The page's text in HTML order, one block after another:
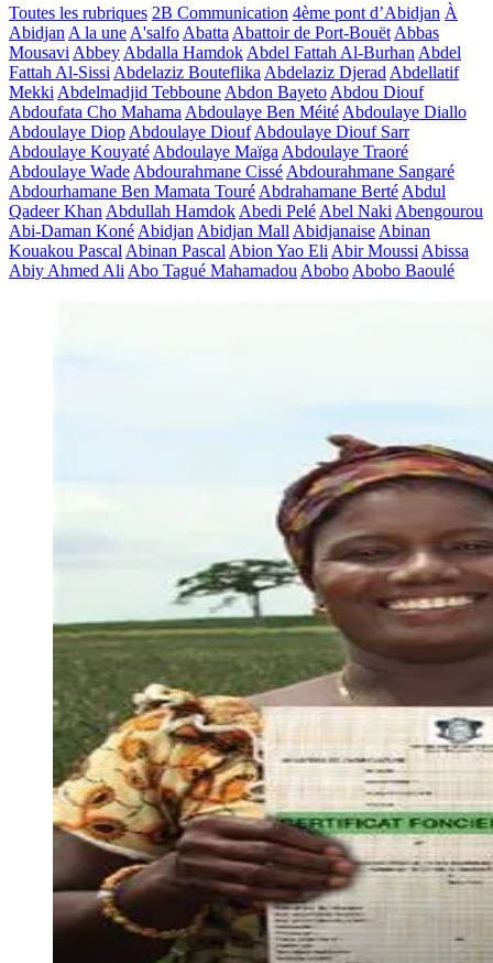
Toutes les rubriques 2B Communication 4ème pont d’Abidjan À
Abidjan A la une A'salfo Abatta Abattoir de Port-Bouët Abbas
Mousavi Abbey Abdalla Hamdok Abdel Fattah Al-Burhan Abdel
Fattah Al-Sissi Abdelaziz Bouteflika Abdelaziz Djerad Abdellatif
Mekki Abdelmadjid Tebboune Abdon Bayeto Abdou Diouf
Abdoufata Cho Mahama Abdoulaye Ben Méité Abdoulaye Diallo
Abdoulaye Diop Abdoulaye Diouf Abdoulaye Diouf Sarr
Abdoulaye Kouyaté Abdoulaye Maïga Abdoulaye Traoré
Abdoulaye Wade Abdourahmane Cissé Abdourahmane Sangaré
Abdourhamane Ben Mamata Touré Abdrahamane Berté Abdul
Qadeer Khan Abdullah Hamdok Abedi Pelé Abel Naki Abengourou
Abi-Daman Koné Abidjan Abidjan Mall Abidjanaise Abinan
Kouakou Pascal Abinan Pascal Abion Yao Eli Abir Moussi Abissa
Abiy Ahmed Ali Abo Tagué Mahamadou Abobo Abobo Baoulé